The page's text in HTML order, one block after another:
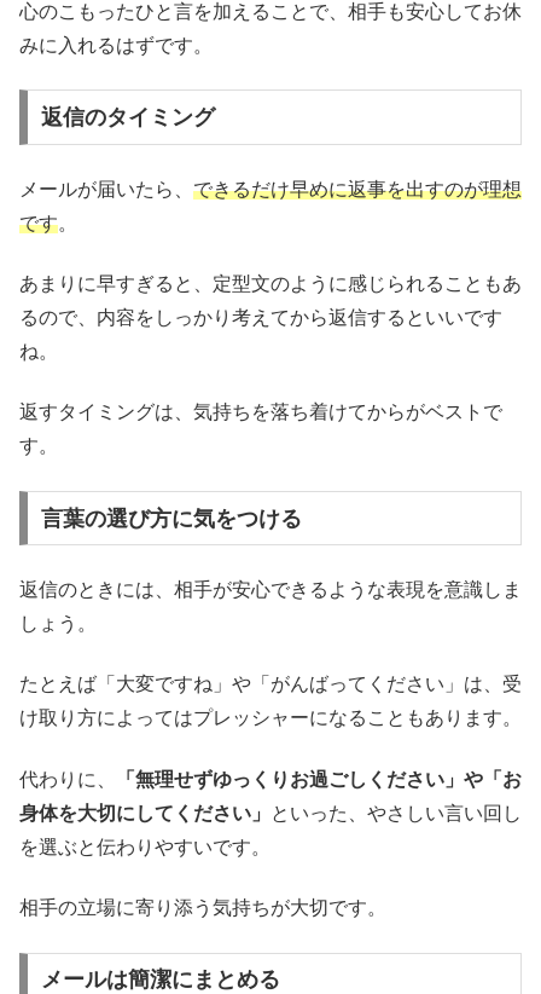
心のこもったひと言を加えることで、相手も安心してお休
みに入れるはずです。
返信のタイミング
メールが届いたら、 できるだけ早めに返事を出すのが理想
です。
あまりに早すぎると、定型文のように感じられることもあ
るので、内容をしっかり考えてから返信するといいです
ね。
返すタイミングは、気持ちを落ち着けてからがベストで
す。
言葉の選び方に気をつける
返信のときには、相手が安心できるような表現を意識しま
しょう。
たとえば「大変ですね」や「がんばってください」は、受
け取り方によってはプレッシャーになることもあります。
代わりに、
「無理せずゆっくりお過ごしください」や「お
身体を大切にしてください」
といった、やさしい言い回し
を選ぶと伝わりやすいです。
相手の立場に寄り添う気持ちが大切です。
メールは簡潔にまとめる